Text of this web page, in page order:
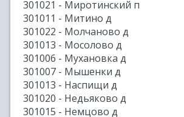
301021 - Миротинский п
301011 - Митино д
301022 - Молчаново д
301013 - Мосолово д
301006 - Мухановка д
301007 - Мышенки д
301013 - Наспищи д
301020 - Недьяково д
301015 - Немцово д